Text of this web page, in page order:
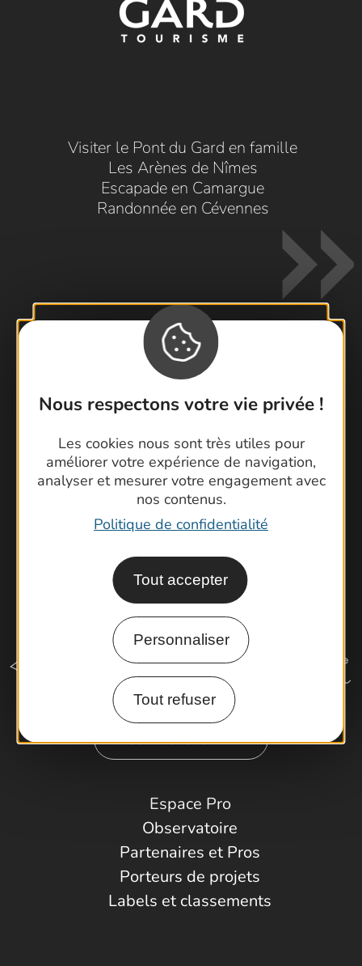
Nous respectons votre vie privée !
Les cookies nous sont très utiles pour
améliorer votre expérience de navigation,
analyser et mesurer votre engagement avec
nos contenus.
Politique de confidentialité
Tout accepter
Personnaliser
Tout refuser
Visiter le Pont du Gard en famille
Les Arènes de Nîmes
Escapade en Camargue
Randonnée en Cévennes
Contactez-nous !
Foire aux questions
Cartoguides et Topoguides
Latitude Gard
Comment venir ?
Espace Pro
Observatoire
Partenaires et Pros
Porteurs de projets
Labels et classements